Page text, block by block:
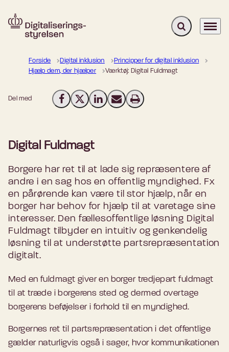
Gå til forsiden Fold søgefelt
Menu
Forside Digital inklusion
Principper for digital inklusion
Hjælp dem, der hjælper
Værktøj: Digital Fuldmagt
Del med Del på Facebook
Del på X (Twitter)
Del på LinkedIn
Send email
Print
Digital Fuldmagt
Borgere har ret til at lade sig repræsentere af
andre i en sag hos en offentlig myndighed. Fx
en pårørende kan være til stor hjælp, når en
borger har behov for hjælp til at varetage sine
interesser. Den fællesoffentlige løsning Digital
Fuldmagt tilbyder en intuitiv og genkendelig
løsning til at understøtte partsrepræsentation
digitalt.
Med en fuldmagt giver en borger tredjepart fuldmagt
til at træde i borgerens sted og dermed overtage
borgerens beføjelser i forhold til en myndighed.
Borgernes ret til partsrepræsentation i det offentlige
gælder naturligvis også i sager, hvor kommunikationen